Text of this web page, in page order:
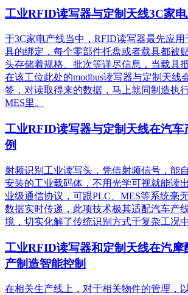
工业RFID读写器与定制天线3C家
于3C家电产线当中，RFID读写器最先应
具的绑定，每个零部件托盘或者载具都被
头存储着规格、批次等详尽信息，当载具
在该工位此处的modbus读写器与定制天线
签，对读取得来的数据，马上就同制造执
MES里。
工业RFID读写器与定制天线在汽车
例
射频识别工业读写头，凭借射频信号，能
安装的工业载码体，不用光学可视就能读
业级通信协议，可跟PLC、MES等系统毫
数据实时传递，此项技术极其适配汽车产
境，切实化解了传统识别方式于复杂工况
工业RFID读写器和定制天线在汽摩
产制造智能控制
在相关生产线上，对于相关物件的管理，